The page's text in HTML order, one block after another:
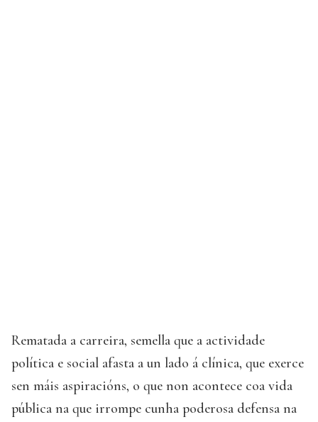
Rematada a carreira, semella que a actividade
política e social afasta a un lado á clínica, que exerce
sen máis aspiracións, o que non acontece coa vida
pública na que irrompe cunha poderosa defensa na